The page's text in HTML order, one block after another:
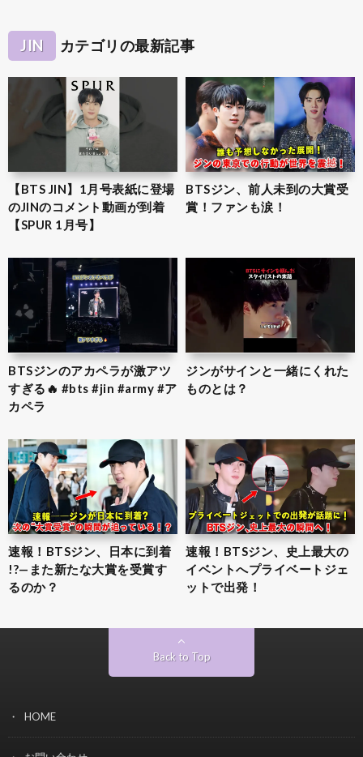
JIN カテゴリの最新記事
【BTS JIN】1月号表紙に登場
のJINのコメント動画が到着
【SPUR 1月号】
BTSジン、前人未到の大賞受
賞！ファンも涙！
BTSジンのアカペラが激アツ
すぎる🔥 #bts #jin #army #ア
カペラ
ジンがサインと一緒にくれた
ものとは？
速報！BTSジン、日本に到着
!?—また新たな大賞を受賞す
るのか？
速報！BTSジン、史上最大の
イベントへプライベートジェ
ットで出発！
Back to Top
HOME